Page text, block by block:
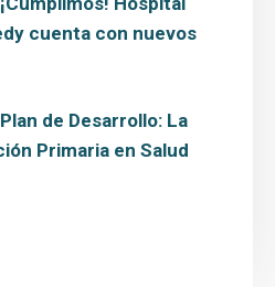
cuenta con nuevos
Plan de Desarrollo: La
Primaria en Salud